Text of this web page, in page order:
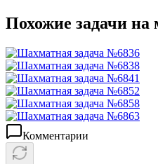
Похожие задачи на
Комментарии